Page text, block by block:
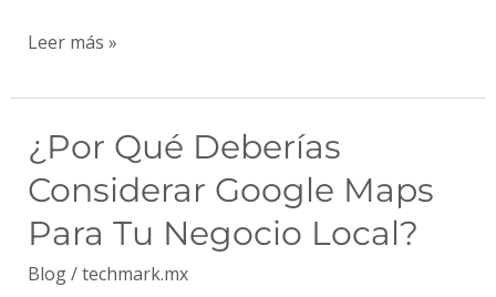
Leer más »
¿Por Qué Deberías
Considerar Google Maps
Para Tu Negocio Local?
Blog/techmark.mx
¿Por
qué
deberías
considerar
Maps